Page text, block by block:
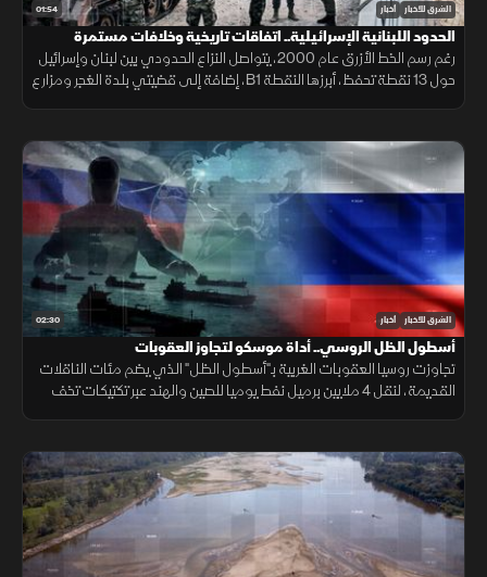
01:54 الشرق للأخبار أخبار
الحدود اللبنانية الإسرائيلية.. اتفاقات تاريخية وخلافات مستمرة
رغم رسم الخط الأزرق عام 2000، يتواصل النزاع الحدودي بين لبنان وإسرائيل
حول 13 نقطة تحفظ، أبرزها النقطة B1، إضافة إلى قضيتي بلدة الغجر ومزارع
02:30 الشرق للأخبار أخبار
أسطول الظل الروسي.. أداة موسكو لتجاوز العقوبات
تجاوزت روسيا العقوبات الغربية بـ"أسطول الظل" الذي يضم مئات الناقلات
القديمة، لنقل 4 ملايين برميل نفط يوميا للصين والهند عبر تكتيكات تخف